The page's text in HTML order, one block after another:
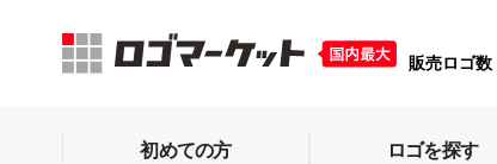
販売ロゴ数
初めての方 ロゴを探す